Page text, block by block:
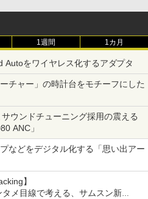
1週間 1カ月
Autoをワイヤレス化するアダプタ
チャー」の時計台をモチーフにした
ウンドチューニング採用の震える
ANC」
などをデジタル化する「思い出アー
】
メ目線で考える、サムスン新